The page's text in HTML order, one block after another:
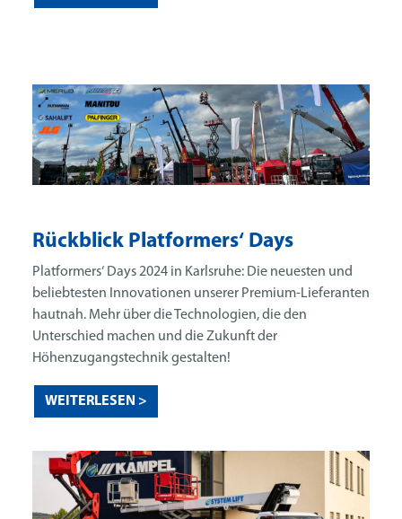
Rückblick Platformers‘ Days
Platformers‘ Days 2024 in Karlsruhe: Die neuesten und
beliebtesten Innovationen unserer Premium-Lieferanten
hautnah. Mehr über die Technologien, die den
Unterschied machen und die Zukunft der
Höhenzugangstechnik gestalten!
WEITERLESEN >